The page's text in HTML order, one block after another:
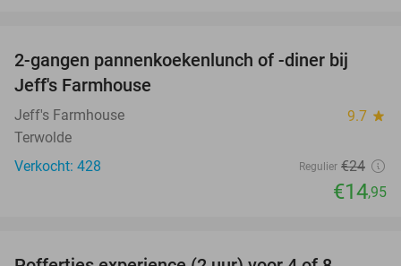
38%
2-gangen pannenkoekenlunch of -diner bij
Jeff's Farmhouse
Jeff's Farmhouse 9.7 star
Terwolde
Verkocht: 428
Regulier €24
€14,95